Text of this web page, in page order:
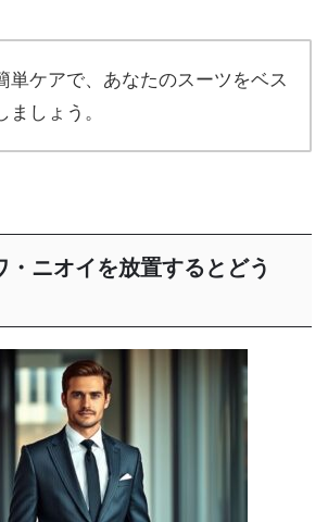
単ケアで、あなたのスーツをベス
ましょう。
・ニオイを放置するとどう